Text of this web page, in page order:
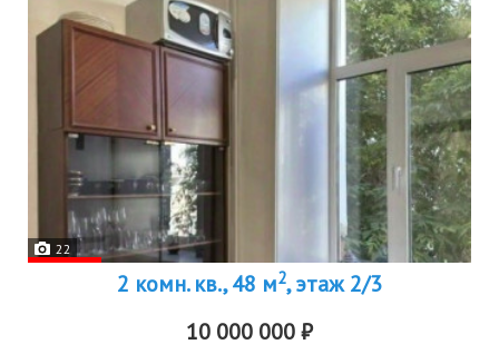
22
2 комн. кв., 48 м2, этаж 2/3
10 000 000 ₽